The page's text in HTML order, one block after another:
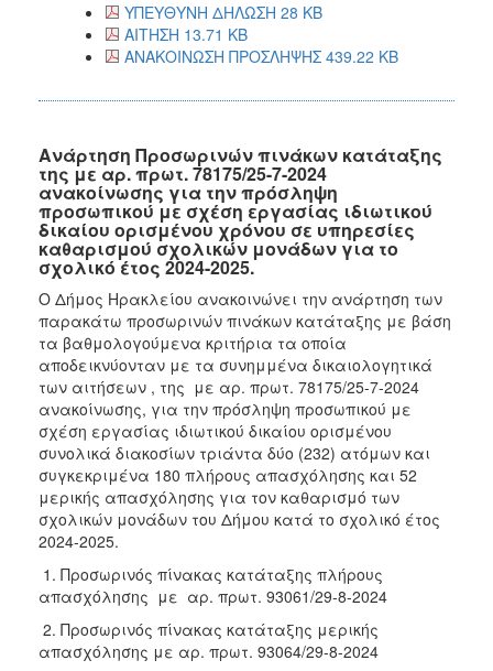
ΥΠΕΥΘΥΝΗ ΔΗΛΩΣΗ 28 KB
ΑΙΤΗΣΗ 13.71 KB
ΑΝΑΚΟΙΝΩΣΗ ΠΡΟΣΛΗΨΗΣ 439.22 KB
Ανάρτηση Προσωρινών πινάκων κατάταξης
της με αρ. πρωτ. 78175/25-7-2024
ανακοίνωσης για την πρόσληψη
προσωπικού με σχέση εργασίας ιδιωτικού
δικαίου ορισμένου χρόνου σε υπηρεσίες
καθαρισμού σχολικών μονάδων για το
σχολικό έτος 2024-2025.
Ο Δήμος Ηρακλείου ανακοινώνει την ανάρτηση των
παρακάτω προσωρινών πινάκων κατάταξης με βάση
τα βαθμολογούμενα κριτήρια τα οποία
αποδεικνύονταν με τα συνημμένα δικαιολογητικά
των αιτήσεων , της με αρ. πρωτ. 78175/25-7-2024
ανακοίνωσης, για την πρόσληψη προσωπικού με
σχέση εργασίας ιδιωτικού δικαίου ορισμένου
συνολικά διακοσίων τριάντα δύο (232) ατόμων και
συγκεκριμένα 180 πλήρους απασχόλησης και 52
μερικής απασχόλησης για τον καθαρισμό των
σχολικών μονάδων του Δήμου κατά το σχολικό έτος
2024-2025.
1. Προσωρινός πίνακας κατάταξης πλήρους
απασχόλησης με αρ. πρωτ. 93061/29-8-2024
2. Προσωρινός πίνακας κατάταξης μερικής
απασχόλησης με αρ. πρωτ. 93064/29-8-2024